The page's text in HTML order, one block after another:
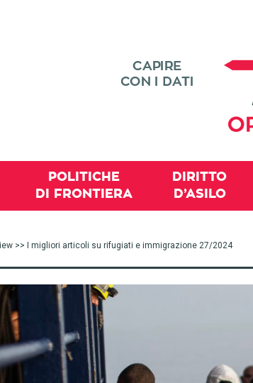
POLITICHE
DI FRONTIERA
DIRITTO
D’ASILO
>> I migliori articoli su rifugiati e immigrazione 27/2024